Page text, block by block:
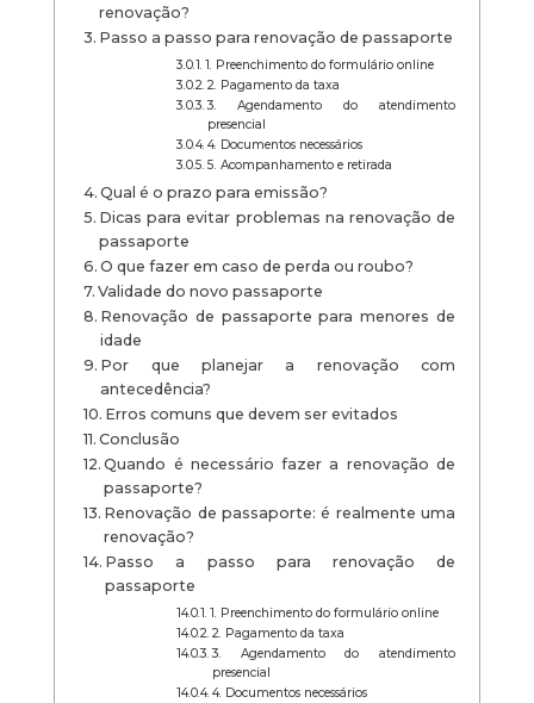
renovação?
Passo a passo para renovação de passaporte
1. Preenchimento do formulário online
2. Pagamento da taxa
3. Agendamento do atendimento
presencial
4. Documentos necessários
5. Acompanhamento e retirada
Qual é o prazo para emissão?
Dicas para evitar problemas na renovação de
passaporte
O que fazer em caso de perda ou roubo?
Validade do novo passaporte
Renovação de passaporte para menores de
idade
Por que planejar a renovação com
antecedência?
Erros comuns que devem ser evitados
Conclusão
Quando é necessário fazer a renovação de
passaporte?
Renovação de passaporte: é realmente uma
renovação?
Passo a passo para renovação de
passaporte
1. Preenchimento do formulário online
2. Pagamento da taxa
3. Agendamento do atendimento
presencial
4. Documentos necessários